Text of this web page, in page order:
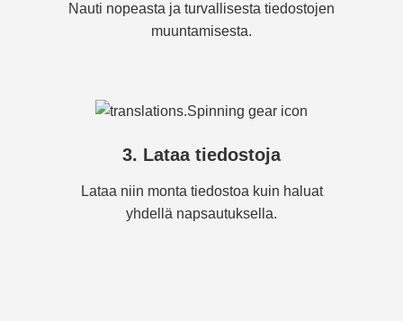
Nauti nopeasta ja turvallisesta tiedostojen
muuntamisesta.
3. Lataa tiedostoja
Lataa niin monta tiedostoa kuin haluat
yhdellä napsautuksella.